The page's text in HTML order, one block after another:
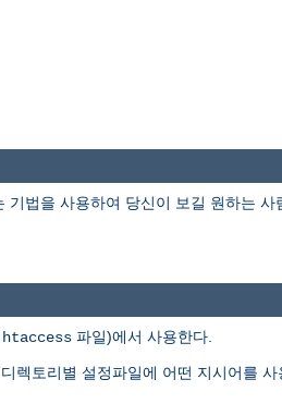
법을 사용하여 당신이 보길 원하는 사
파일)에서 사용한다.
렉토리별 설정파일에 어떤 지시어를 사